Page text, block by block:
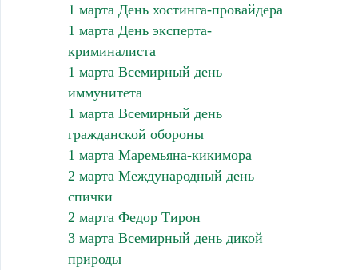
1 марта День хостинга-провайдера
1 марта День эксперта-
криминалиста
1 марта Всемирный день
иммунитета
1 марта Всемирный день
гражданской обороны
1 марта Маремьяна-кикимора
2 марта Международный день
спички
2 марта Федор Тирон
3 марта Всемирный день дикой
природы